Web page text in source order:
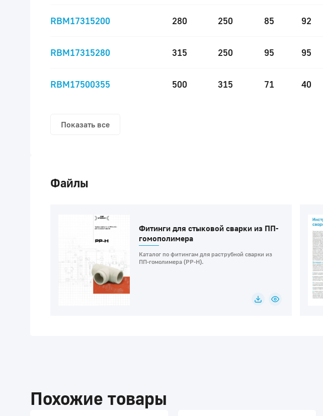
RBM17315200 280 250 85 92
RBM17315280 315 250 95 95
RBM17500355 500 315 71 40
Показать все
Файлы
Фитинги для стыковой сварки из ПП-
гомополимера
Каталог по фитингам для раструбной сварки из
ПП-гомолимера (PP-H).
Похожие товары